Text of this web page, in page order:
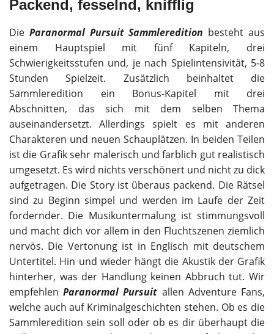
Packend, fesselnd, knifflig
Die Paranormal Pursuit Sammleredition besteht aus
einem Hauptspiel mit fünf Kapiteln, drei
Schwierigkeitsstufen und, je nach Spielintensivität, 5-8
Stunden Spielzeit. Zusätzlich beinhaltet die
Sammleredition ein Bonus-Kapitel mit drei
Abschnitten, das sich mit dem selben Thema
auseinandersetzt. Allerdings spielt es mit anderen
Charakteren und neuen Schauplätzen. In beiden Teilen
ist die Grafik sehr malerisch und farblich gut realistisch
umgesetzt. Es wird nichts verschönert und nicht zu dick
aufgetragen. Die Story ist überaus packend. Die Rätsel
sind zu Beginn simpel und werden im Laufe der Zeit
fordernder. Die Musikuntermalung ist stimmungsvoll
und macht dich vor allem in den Fluchtszenen ziemlich
nervös. Die Vertonung ist in Englisch mit deutschem
Untertitel. Hin und wieder hängt die Akustik der Grafik
hinterher, was der Handlung keinen Abbruch tut. Wir
empfehlenParanormal Pursuit allen Adventure Fans,
welche auch auf Kriminalgeschichten stehen. Ob es die
Sammleredition sein soll oder ob es dir überhaupt die